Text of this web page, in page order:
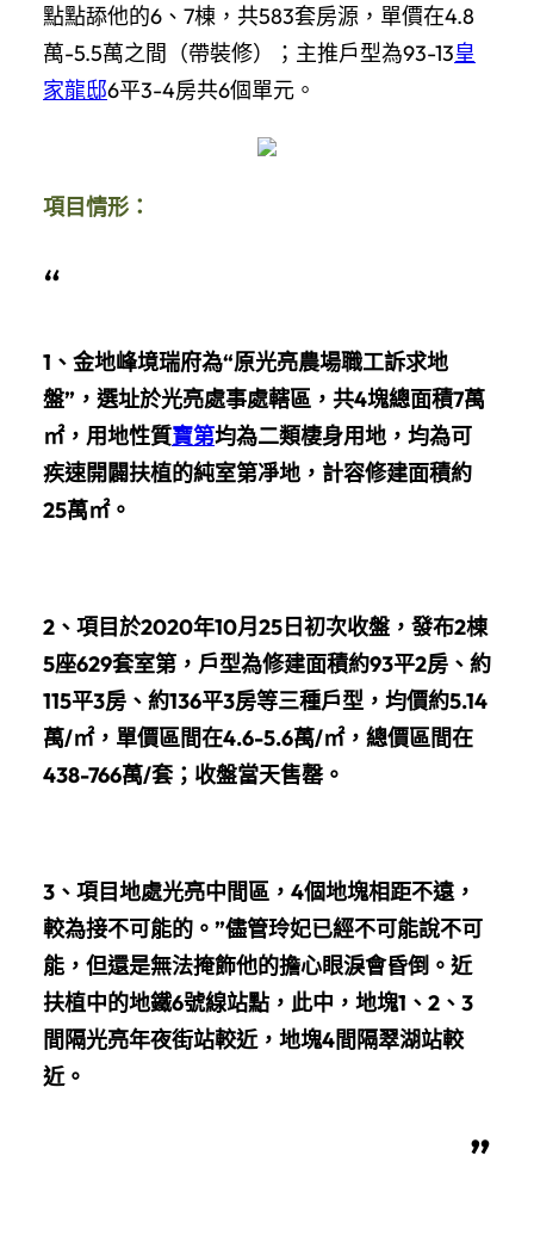
點點舔他的6、7棟，共583套房源，單價在4.8
萬-5.5萬之間（帶裝修）；主推戶型為93-13皇
家龍邸6平3-4房共6個單元。
項目情形：
“
1、金地峰境瑞府為“原光亮農場職工訴求地
盤”，選址於光亮處事處轄區，共4塊總面積7萬
㎡，用地性質寶第均為二類棲身用地，均為可
疾速開闢扶植的純室第凈地，計容修建面積約
25萬㎡。
2、 項目於2020年10月25日初次收盤，發布2棟
5座629套室第，戶型為修建面積約93平2房、約
115平3房、約136平3房等三種戶型，均價約5.14
萬/㎡，單價區間在4.6-5.6萬/㎡，總價區間在
438-766萬/套；收盤當天售罄。
3、項目地處光亮中間區，4個地塊相距不遠，
較為接不可能的。”儘管玲妃已經不可能說不可
能，但還是無法掩飾他的擔心眼淚會昏倒。近
扶植中的地鐵6號線站點，此中，地塊1、2、3
間隔光亮年夜街站較近，地塊4間隔翠湖站較
近。
”